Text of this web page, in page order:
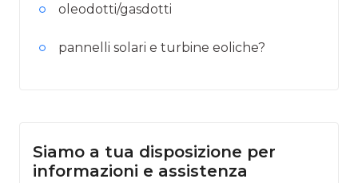
oleodotti/gasdotti
pannelli solari e turbine eoliche?
Siamo a tua disposizione per
informazioni e assistenza